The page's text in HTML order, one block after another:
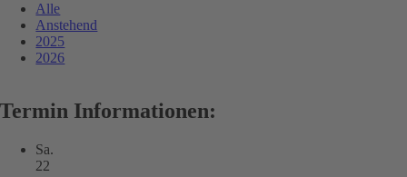
Alle
Anstehend
2025
2026
Termin Informationen:
Sa.
22